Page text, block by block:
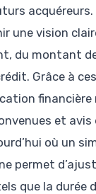
acquéreurs.
une vision
du montant
Grâce à
et
où un
permet
que la durée